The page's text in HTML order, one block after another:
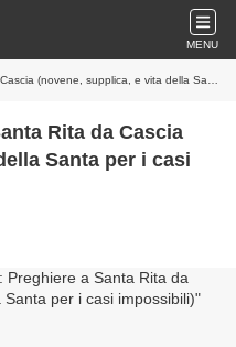
MENU
supplica, e vita della Santa per i casi impossibili)
Rita da Cascia
Santa per i casi